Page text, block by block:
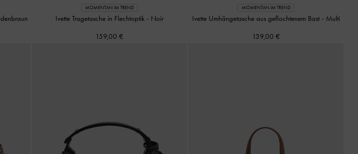
MOMENTAN IM TREND
Ivette Tragetasche in Flechtoptik - Noir
159,00 €
MOMENTAN IM TREND
Ivette Umhängetasche aus geflochtenem Bast - Multi
139,00 €